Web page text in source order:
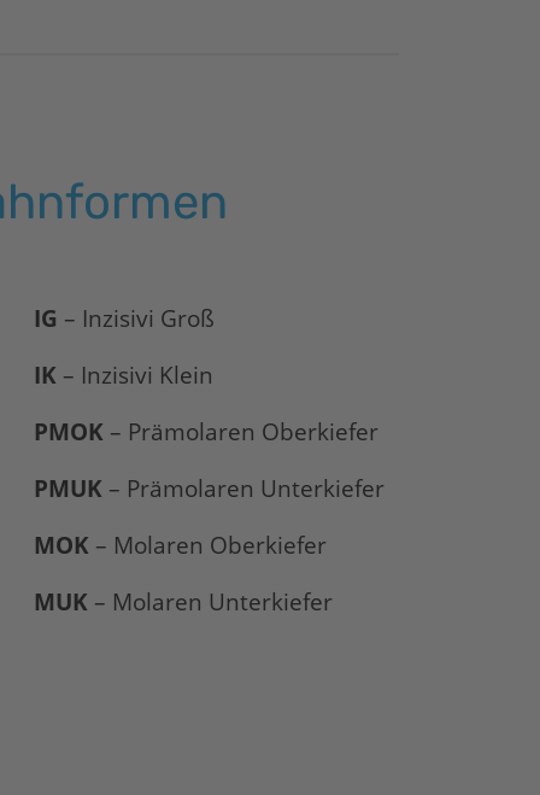
IG – Inzisivi Groß
IK– Inzisivi Klein
PMOK– Prämolaren Oberkiefer
PMUK– Prämolaren Unterkiefer
MOK– Molaren Oberkiefer
MUK– Molaren Unterkiefer